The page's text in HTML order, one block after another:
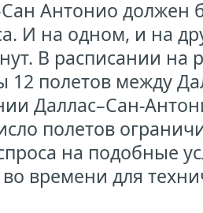
Антонио должен
И на одном, и на
В расписании на
12 полетов между
Даллас–Сан-
полетов
на подобные
времени для